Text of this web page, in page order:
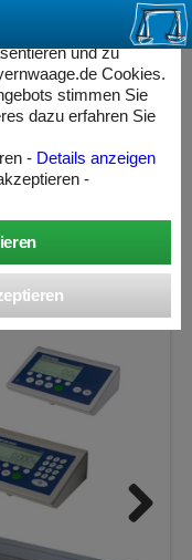
PTA455-
100 / 200 g,
und zu
Cookies.
stimmen Sie
dazu erfahren Sie
- Details anzeigen
-